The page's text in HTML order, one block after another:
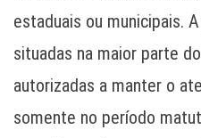
estaduais ou municipais.
situadas na maior parte
autorizadas a manter o
somente no período